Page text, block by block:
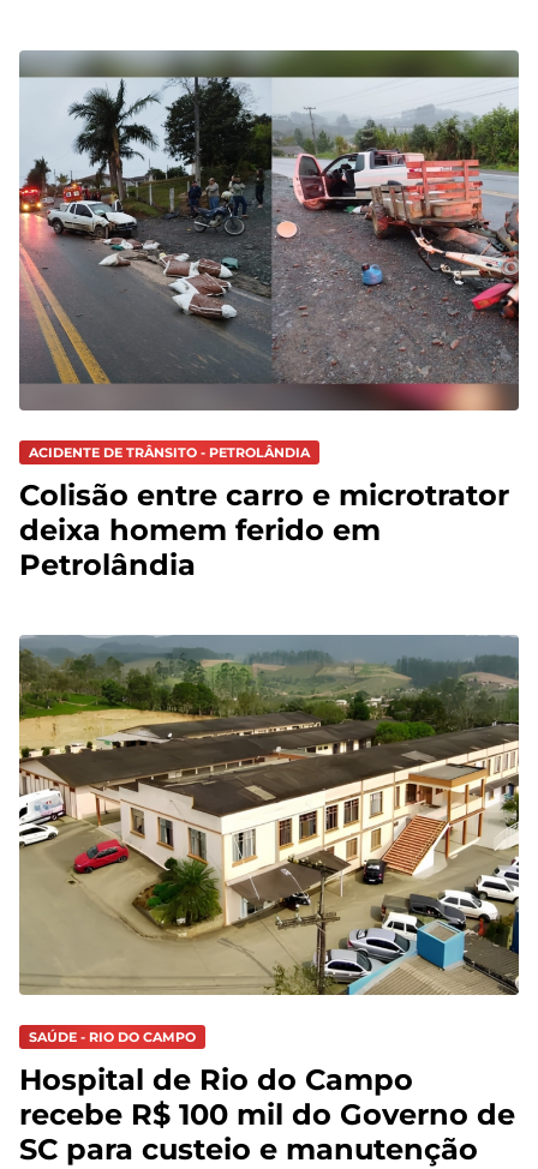
ACIDENTE DE TRÂNSITO - PETROLÂNDIA
Colisão entre carro e microtrator
deixa homem ferido em
Petrolândia
SAÚDE - RIO DO CAMPO
Hospital de Rio do Campo
recebe R$ 100 mil do Governo de
SC para custeio e manutenção